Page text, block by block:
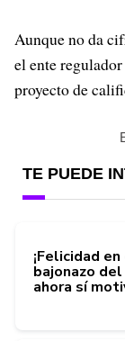
Aunque no da
el ente
proyecto de
TE PUEDE
¡Felicidad
bajonazo
ahora sí